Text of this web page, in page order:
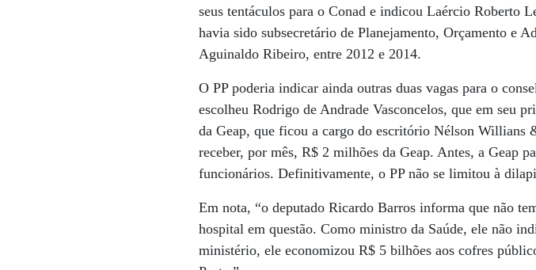
seus tentáculos para o Conad e indicou Laércio Roberto
havia sido subsecretário de Planejamento, Orçamento e
Aguinaldo Ribeiro, entre 2012 e 2014.
O PP poderia indicar ainda outras duas vagas para o
escolheu Rodrigo de Andrade Vasconcelos, que em seu
da Geap, que ficou a cargo do escritório Nélson Willians
receber, por mês, R$ 2 milhões da Geap. Antes, a Geap
funcionários. Definitivamente, o PP não se limitou à
Em nota, “o deputado Ricardo Barros informa que não
hospital em questão. Como ministro da Saúde, ele não
ministério, ele economizou R$ 5 bilhões aos cofres